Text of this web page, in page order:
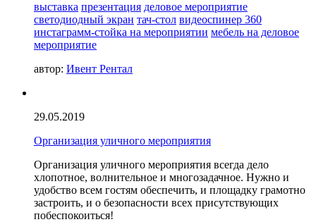
выставка презентация деловое мероприятие
светодиодный экран тач-стол видеоспинер 360
инстаграмм-стойка на мероприятии мебель на деловое
мероприятие
автор: Ивент Рентал
29.05.2019
Организация уличного мероприятия
Организация уличного мероприятия всегда дело
хлопотное, волнительное и многозадачное. Нужно и
удобство всем гостям обеспечить, и площадку грамотно
застроить, и о безопасности всех присутствующих
побеспокоиться!